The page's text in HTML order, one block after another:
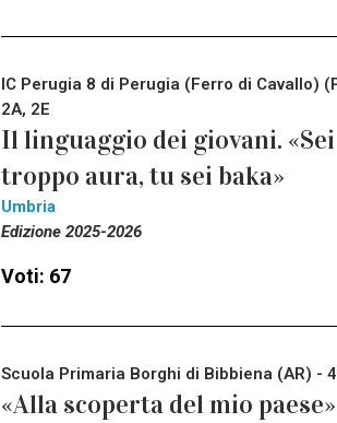
IC Perugia 8 di Perugia (Ferro di Cavallo)
2A, 2E
Il linguaggio dei giovani. «Sei
troppo aura, tu sei baka»
Umbria
Edizione 2025-2026
Voti: 67
Scuola Primaria Borghi di Bibbiena (AR) -
«Alla scoperta del mio paese»